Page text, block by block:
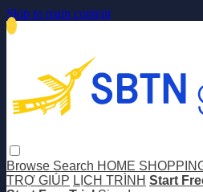
Skip to main content
Browse Search HOME
TRỢ GIÚP LỊCH TRÌNH Start